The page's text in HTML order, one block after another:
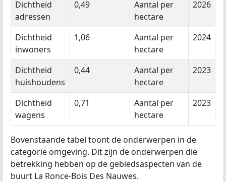
Dichtheid
adressen
0,49
Aantal per
hectare
2026
Dichtheid
inwoners
1,06
Aantal per
hectare
2024
Dichtheid
huishoudens
0,44
Aantal per
hectare
2023
Dichtheid
wagens
0,71
Aantal per
hectare
2023
Bovenstaande tabel toont de onderwerpen in de
categorie omgeving. Dit zijn de onderwerpen die
betrekking hebben op de gebiedsaspecten van de
buurt La Ronce-Bois Des Nauwes.